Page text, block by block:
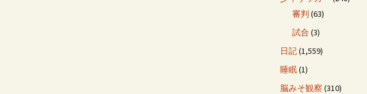
審判 (63)
試合 (3)
日記(1,559)
睡眠(1)
脳みそ観察 (310)